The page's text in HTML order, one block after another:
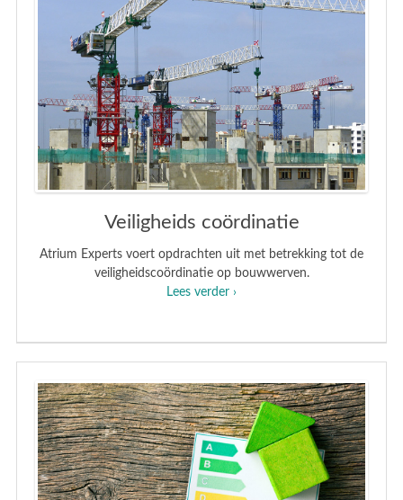
Veiligheids coördinatie
Atrium Experts voert opdrachten uit met betrekking tot de
veiligheidscoördinatie op bouwwerven.
Lees verder ›